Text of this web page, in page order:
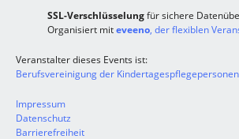
SSL-Verschlüsselungfür sichere
Organisiert miteveeno, der flexiblen
Veranstalter dieses Events ist:
Berufsvereinigung der
Impressum
Datenschutz
Barrierefreiheit